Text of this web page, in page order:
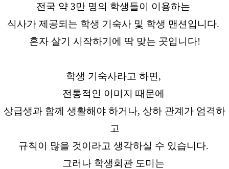
전국 약 3만 명의 학생들이 이용하는
식사가 제공되는 학생 기숙사 및 학생 맨션입니다.
혼자 살기 시작하기에 딱 맞는 곳입니다!
학생 기숙사라고 하면,
전통적인 이미지 때문에
상급생과 함께 생활해야 하거나, 상하 관계가 엄격하
고
규칙이 많을 것이라고 생각하실 수 있습니다.
그러나 학생회관 도미는